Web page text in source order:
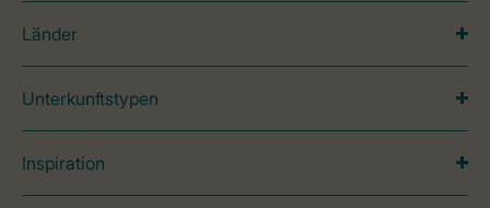
Länder
Unterkunftstypen
Inspiration